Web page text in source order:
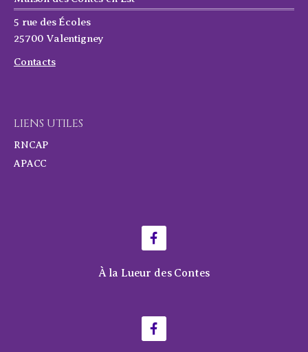
5 rue des Écoles
25700 Valentigney
Contacts
LIENS UTILES
RNCAP
APACC
À la Lueur des Contes